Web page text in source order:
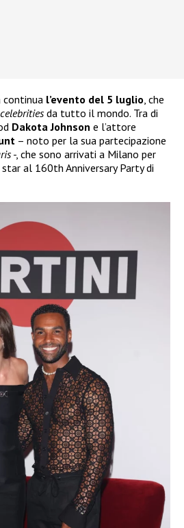
continua l’evento del 5 luglio, che
celebritiesda tutto il mondo. Tra di
Dakota Johnson e l’attore
– noto per la sua partecipazione
-, che sono arrivati a Milano per
al 160th Anniversary Party di